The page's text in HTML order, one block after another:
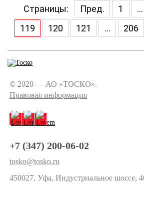
Страницы: Пред. 1 ...
119
120 121 ... 206
© 2020 — АО «ТОСКО».
Правовая информация
+7 (347) 200-06-02
tosko@tosko.ru
450027, Уфа, Индустриальное шоссе,